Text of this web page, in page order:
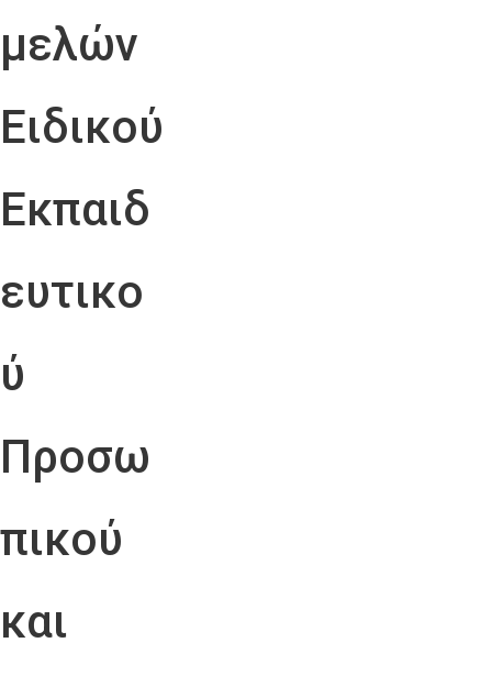
μελών
Ειδικού
Εκπαιδ
ευτικο
ύ
Προσω
πικού
και